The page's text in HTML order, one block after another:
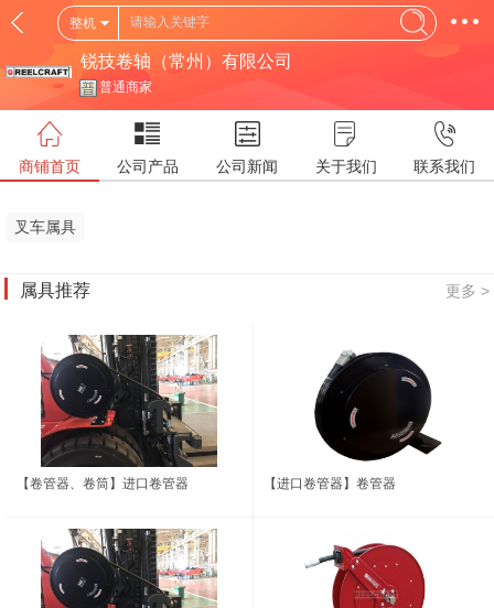
整机
锐技卷轴（常州）有限公司
普通商家
商铺首页 公司产品 公司新闻 关于我们 联系我们
叉车属具
属具推荐 更多 >
【卷管器、卷筒】进口卷管器 【进口卷管器】卷管器